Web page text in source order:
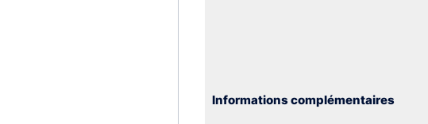
Informations complémentaires